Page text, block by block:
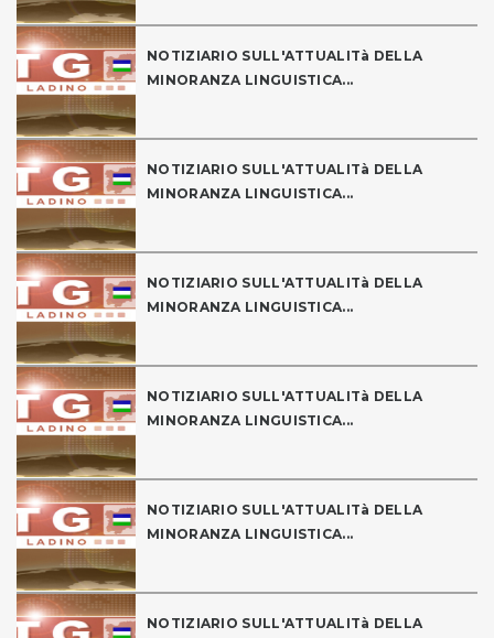
NOTIZIARIO SULL'ATTUALITà DELLA
MINORANZA LINGUISTICA...
NOTIZIARIO SULL'ATTUALITà DELLA
MINORANZA LINGUISTICA...
NOTIZIARIO SULL'ATTUALITà DELLA
MINORANZA LINGUISTICA...
NOTIZIARIO SULL'ATTUALITà DELLA
MINORANZA LINGUISTICA...
NOTIZIARIO SULL'ATTUALITà DELLA
MINORANZA LINGUISTICA...
NOTIZIARIO SULL'ATTUALITà DELLA